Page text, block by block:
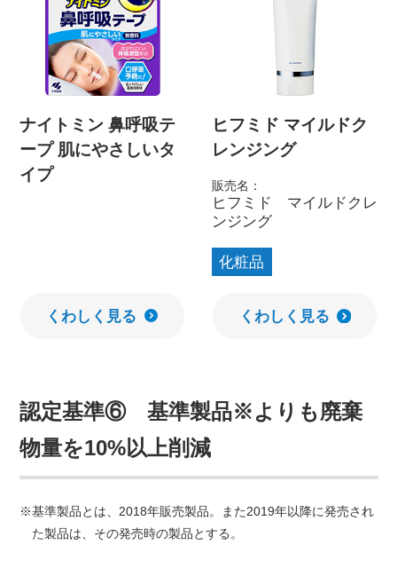
ナイトミン 鼻呼吸テ
ープ 肌にやさしいタ
イプ
くわしく見る
ヒフミド マイルドク
レンジング
販売名：
ヒフミド マイルドクレ
ンジング
化粧品
くわしく見る
認定基準⑥ 基準製品※よりも廃棄
物量を10%以上削減
基準製品とは、2018年販売製品。また2019年以降に発売され
た製品は、その発売時の製品とする。